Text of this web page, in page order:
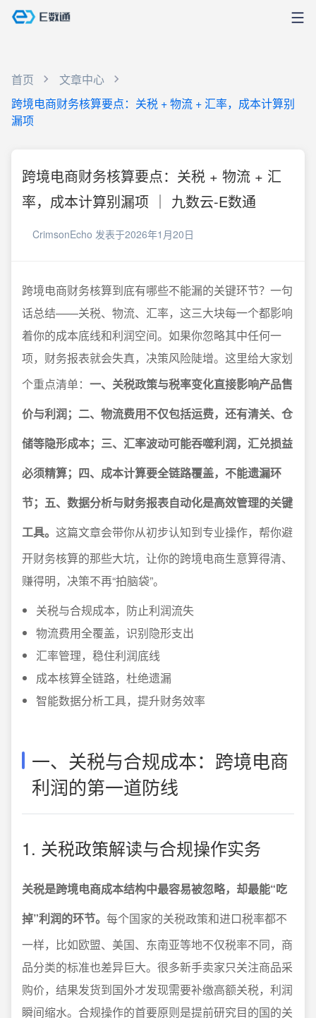
首页
文章中心
跨境电商财务核算要点：关税 + 物流 + 汇率，成本计算别
漏项
跨境电商财务核算要点：关税 + 物流 + 汇
率，成本计算别漏项 ｜ 九数云-E数通
CrimsonEcho 发表于2026年1月20日
跨境电商财务核算到底有哪些不能漏的关键环节？一句
话总结——关税、物流、汇率，这三大块每一个都影响
着你的成本底线和利润空间。如果你忽略其中任何一
项，财务报表就会失真，决策风险陡增。这里给大家划
个重点清单： 一、关税政策与税率变化直接影响产品售
价与利润；二、物流费用不仅包括运费，还有清关、仓
储等隐形成本；三、汇率波动可能吞噬利润，汇兑损益
必须精算；四、成本计算要全链路覆盖，不能遗漏环
节；五、数据分析与财务报表自动化是高效管理的关键
工具。 这篇文章会带你从初步认知到专业操作，帮你避
开财务核算的那些大坑，让你的跨境电商生意算得清、
赚得明，决策不再“拍脑袋”。
关税与合规成本，防止利润流失
物流费用全覆盖，识别隐形支出
汇率管理，稳住利润底线
成本核算全链路，杜绝遗漏
智能数据分析工具，提升财务效率
一、关税与合规成本：跨境电商
利润的第一道防线
1. 关税政策解读与合规操作实务
关税是跨境电商成本结构中最容易被忽略，却最能“吃
掉”利润的环节。 每个国家的关税政策和进口税率都不
一样，比如欧盟、美国、东南亚等地不仅税率不同，商
品分类的标准也差异巨大。很多新手卖家只关注商品采
购价，结果发货到国外才发现需要补缴高额关税，利润
瞬间缩水。合规操作的首要原则是提前研究目的国的关